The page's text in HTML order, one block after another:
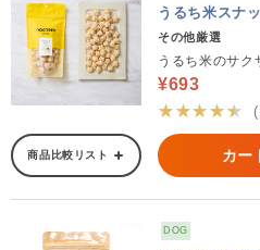
うるち米スナ
その他厳選
うるち米のサク
¥693
★★★★★
商品比較リスト カー
DOG